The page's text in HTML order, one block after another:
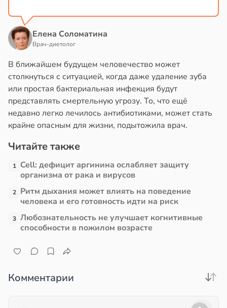
Елена Соломатина
Врач-диетолог
В ближайшем будущем человечество может
столкнуться с ситуацией, когда даже удаление зуба
или простая бактериальная инфекция будут
представлять смертельную угрозу. То, что ещё
недавно легко лечилось антибиотиками, может стать
крайне опасным для жизни, подытожила врач.
Читайте также
1 Cell: дефицит аргинина ослабляет защиту
организма от рака и вирусов
2 Ритм дыхания может влиять на поведение
человека и его готовность идти на риск
3 Любознательность не улучшает когнитивные
способности в пожилом возрасте
Комментарии